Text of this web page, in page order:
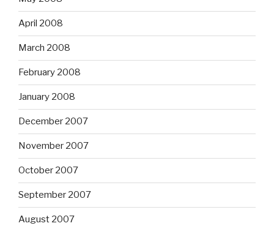
April 2008
March 2008
February 2008
January 2008
December 2007
November 2007
October 2007
September 2007
August 2007